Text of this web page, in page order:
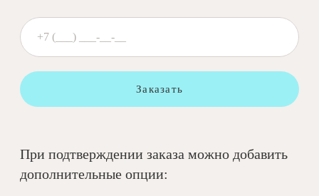
Заказать
При подтверждении заказа можно добавить
дополнительные опции: